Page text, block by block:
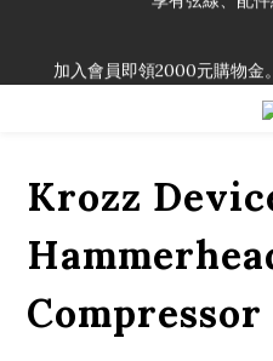
享有弦線、配
「一生弦命！」單筆購買弦線
Krozz
Compressor